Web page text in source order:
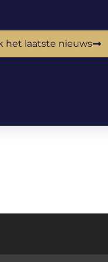
het laatste nieuws